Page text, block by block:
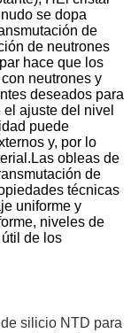
se dopa
de
de neutrones
hace que los
neutrones y
deseados para
ajuste del nivel
puede
y, por lo
obleas de
de
técnicas
uniforme y
niveles de
de los
silicio NTD para